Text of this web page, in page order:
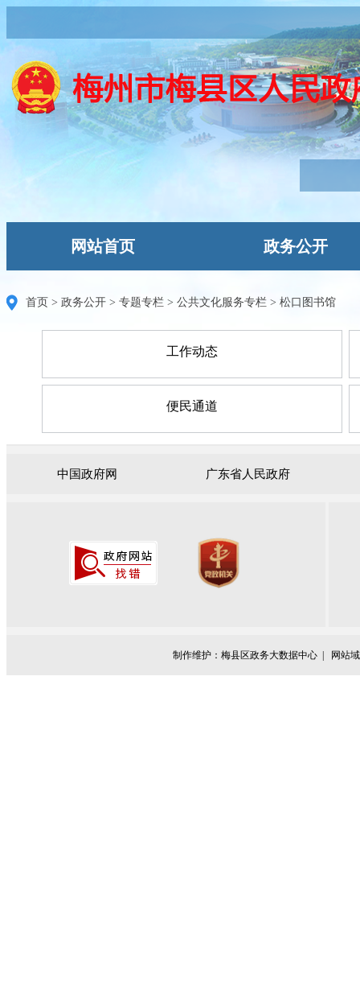
网站首页 政务公开
首页 > 政务公开 > 专题专栏 > 公共文化服务专栏 > 松口图书馆
工作动态
便民通道
中国政府网 广东省人民政府
制作维护：梅县区政务大数据中心 | 网站